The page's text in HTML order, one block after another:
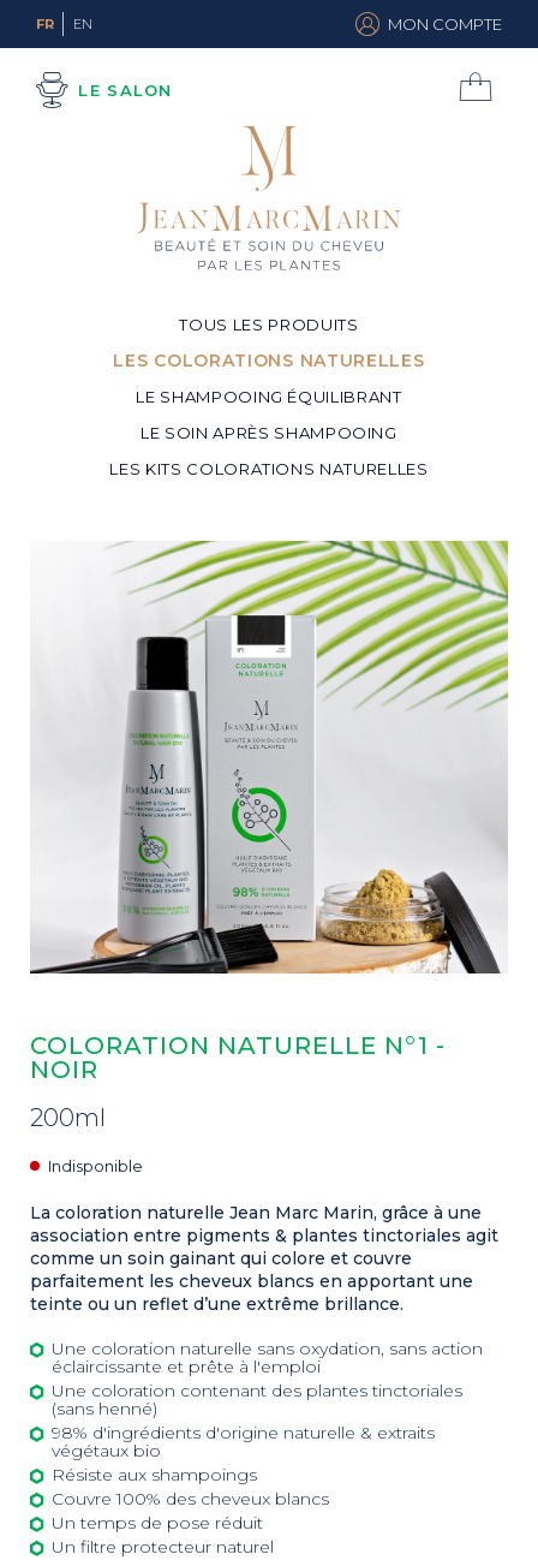
FR EN MON COMPTE
LE SALON
TOUS LES PRODUITS
LES COLORATIONS NATURELLES
LE SHAMPOOING ÉQUILIBRANT
LE SOIN APRÈS SHAMPOOING
LES KITS COLORATIONS NATURELLES
COLORATION NATURELLE N°1 -
NOIR
200ml
Indisponible
La coloration naturelle Jean Marc Marin, grâce à une
association entre pigments & plantes tinctoriales agit
comme un soin gainant qui colore et couvre
parfaitement les cheveux blancs en apportant une
teinte ou un reflet d’une extrême brillance.
Une coloration naturelle sans oxydation, sans action
éclaircissante et prête à l'emploi
Une coloration contenant des plantes tinctoriales
(sans henné)
98% d'ingrédients d'origine naturelle & extraits
végétaux bio
Résiste aux shampoings
Couvre 100% des cheveux blancs
Un temps de pose réduit
Un filtre protecteur naturel